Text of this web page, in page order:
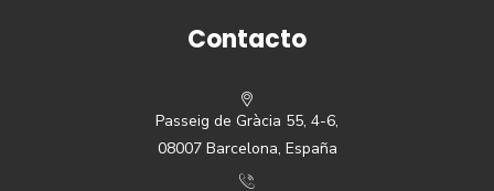
Contacto
Passeig de Gràcia 55, 4-6,
08007 Barcelona, España